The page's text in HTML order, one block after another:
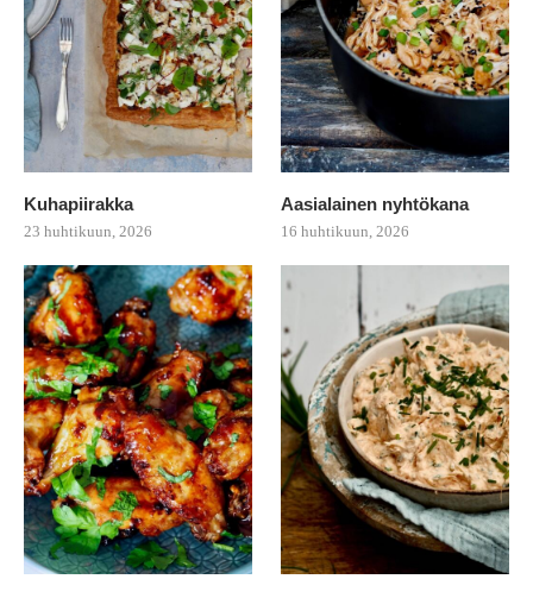
Kuhapiirakka
23 huhtikuun, 2026
Aasialainen nyhtökana
16 huhtikuun, 2026